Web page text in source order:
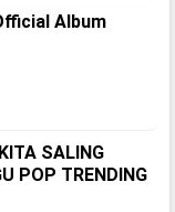
Album
SALING
POP TRENDING